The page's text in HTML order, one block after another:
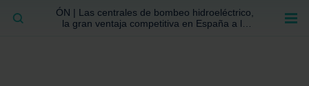
ÓN | Las centrales de bombeo hidroeléctrico,
la gran ventaja competitiva en España a la
BUSCAR